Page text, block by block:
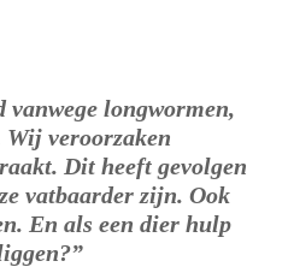
vanwege longwormen,
Wij veroorzaken
Dit heeft gevolgen
vatbaarder zijn. Ook
En als een dier hulp